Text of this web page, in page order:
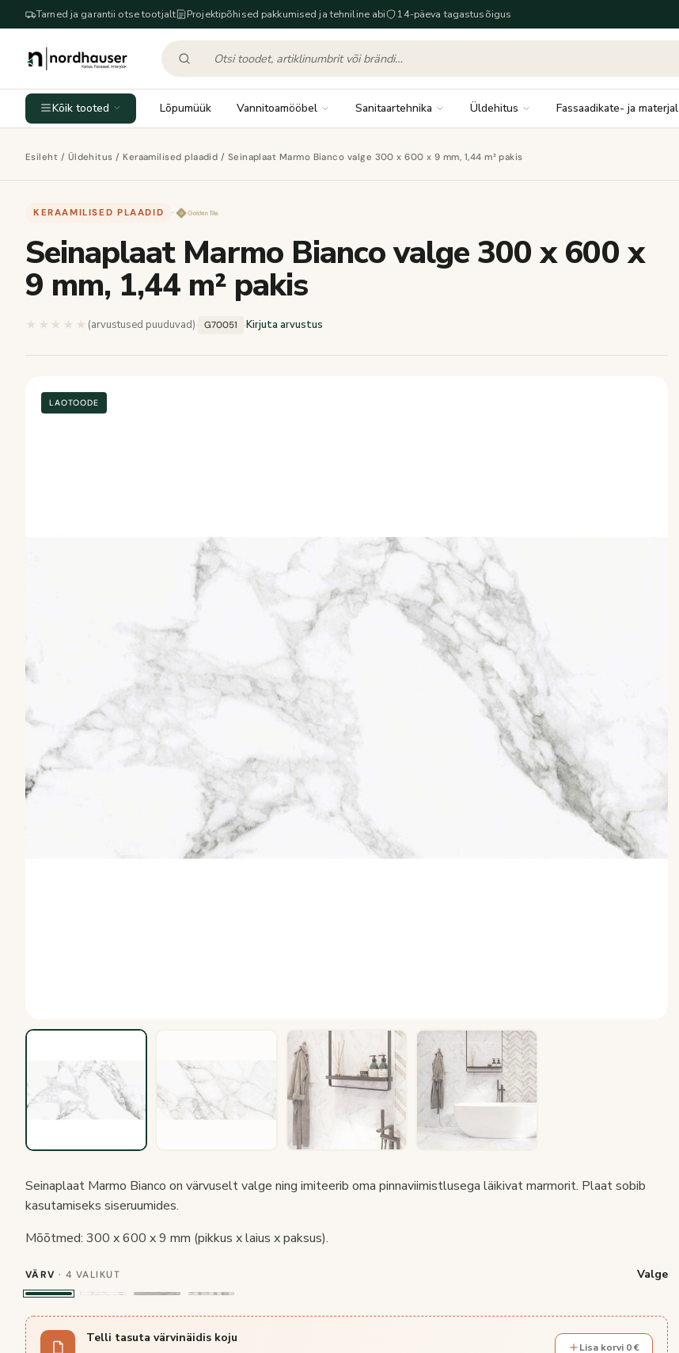
Tarned ja garantii otse tootjalt Projektipõhised pakkumised ja tehniline abi 14-päeva tagastusõigus
Kõik tooted Lõpumüük Vannitoamööbel Sanitaartehnika Üldehitus Fassaadikate- ja materjal
Esileht / Üldehitus / Keraamilised plaadid / Seinaplaat Marmo Bianco valge 300 x 600 x 9 mm, 1,44 m² pakis
KERAAMILISED PLAADID ·
Seinaplaat Marmo Bianco valge 300 x 600 x
9 mm, 1,44 m² pakis
★★★★★ ★★★★★
(arvustused puuduvad)· G70051 ·Kirjuta arvustus
LAOTOODE
Seinaplaat Marmo Bianco on värvuselt valge ning imiteerib oma pinnaviimistlusega läikivat marmorit. Plaat sobib
kasutamiseks siseruumides.
Mõõtmed: 300 x 600 x 9 mm (pikkus x laius x paksus).
VÄRV · 4 VALIKUT Valge
Telli tasuta värvinäidis koju
Lisa korvi 0 €